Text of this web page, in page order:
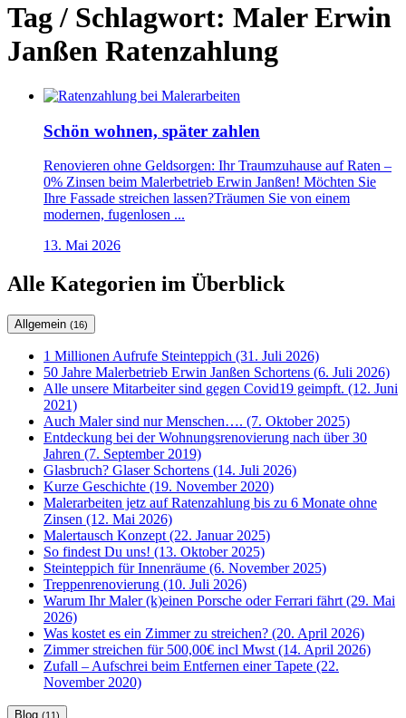
Tag / Schlagwort: Maler Erwin
Janßen Ratenzahlung
Schön wohnen, später zahlen
Renovieren ohne Geldsorgen: Ihr Traumzuhause auf Raten –
0% Zinsen beim Malerbetrieb Erwin Janßen! Möchten Sie
Ihre Fassade streichen lassen?Träumen Sie von einem
modernen, fugenlosen ...
13. Mai 2026
Alle Kategorien im Überblick
Allgemein (16)
1 Millionen Aufrufe Steinteppich (31. Juli 2026)
50 Jahre Malerbetrieb Erwin Janßen Schortens (6. Juli 2026)
Alle unsere Mitarbeiter sind gegen Covid19 geimpft. (12. Juni
2021)
Auch Maler sind nur Menschen…. (7. Oktober 2025)
Entdeckung bei der Wohnungsrenovierung nach über 30
Jahren (7. September 2019)
Glasbruch? Glaser Schortens (14. Juli 2026)
Kurze Geschichte (19. November 2020)
Malerarbeiten jetz auf Ratenzahlung bis zu 6 Monate ohne
Zinsen (12. Mai 2026)
Malertausch Konzept (22. Januar 2025)
So findest Du uns! (13. Oktober 2025)
Steinteppich für Innenräume (6. November 2025)
Treppenrenovierung (10. Juli 2026)
Warum Ihr Maler (k)einen Porsche oder Ferrari fährt (29. Mai
2026)
Was kostet es ein Zimmer zu streichen? (20. April 2026)
Zimmer streichen für 500,00€ incl Mwst (14. April 2026)
Zufall – Aufschrei beim Entfernen einer Tapete (22.
November 2020)
Blog (11)